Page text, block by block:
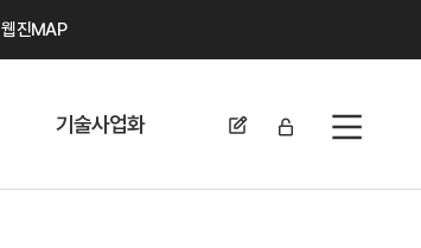
웹진MAP
전체메뉴
기술사업화